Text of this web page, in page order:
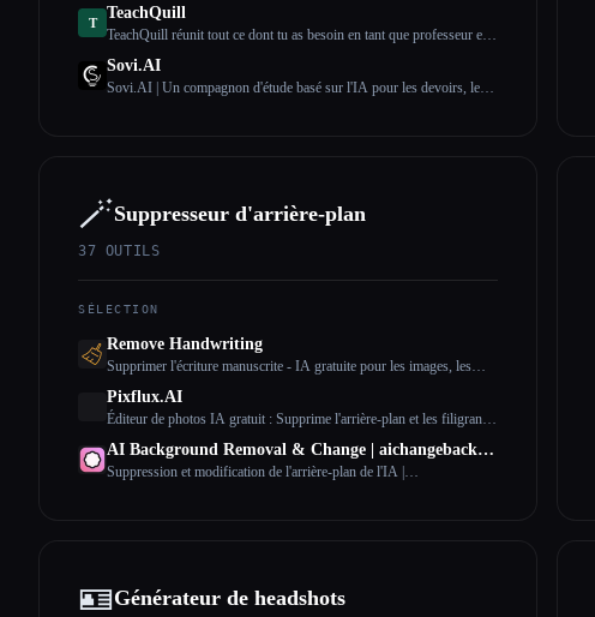
T
TeachQuill
TeachQuill réunit tout ce dont tu as besoin en tant que professeur en
passant par les activités en classe et la communication avec les
parents.
Sovi.AI
Sovi.AI | Un compagnon d'étude basé sur l'IA pour les devoirs, les
🪄Suppresseur d'arrière-plan
37 OUTILS
SÉLECTION
Remove Handwriting
Supprimer l'écriture manuscrite - IA gratuite pour les images, les
Pixflux.AI
Éditeur de photos IA gratuit : Supprime l'arrière-plan et les filigranes
AI Background Removal & Change | aichangebackground
Suppression et modification de l'arrière-plan de l'IA |
🪪Générateur de headshots